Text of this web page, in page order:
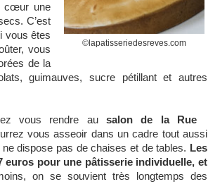
©lapatisseriedesreves.com
cœur une
C’est
vous êtes
vous
de la
guimauves, sucre pétillant et autres
vous rendre ausalon de
la Rue
vous asseoir dans un cadre tout aussi
dispose pas de chaises et de tables. Les
euros pour une pâtisserie individuelle, et
on se souvient très longtemps des